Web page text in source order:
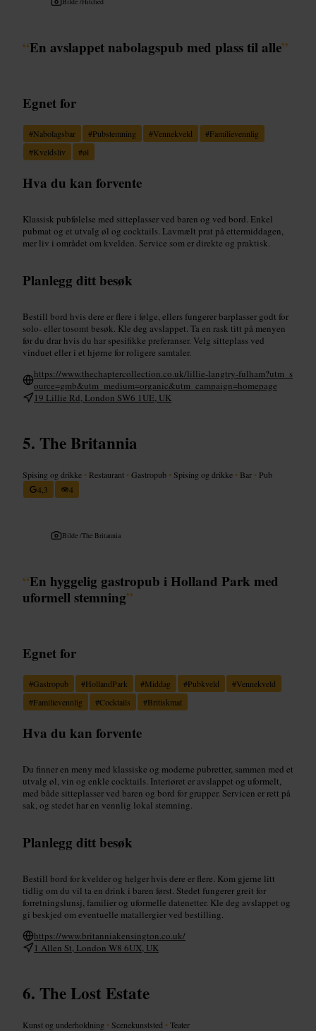
“En avslappet nabolagspub med plass til alle”
Egnet for
#Nabolagsbar #Pubstemning #Vennekveld #Familievennlig
#Kveldsliv #øl
Hva du kan forvente
Klassisk pubfølelse med sitteplasser ved baren og ved bord. Enkel
pubmat og et utvalg øl og cocktails. Lavmælt prat på ettermiddagen,
mer liv i området om kvelden. Service som er direkte og praktisk.
Planlegg ditt besøk
Bestill bord hvis dere er flere i følge, ellers fungerer barplasser godt for
solo- eller tosomt besøk. Kle deg avslappet. Ta en rask titt på menyen
før du drar hvis du har spesifikke preferanser. Velg sitteplass ved
vinduet eller i et hjørne for roligere samtaler.
https://www.thechaptercollection.co.uk/lillie-langtry-fulham?utm_s
ource=gmb&utm_medium=organic&utm_campaign=homepage
19 Lillie Rd, London SW6 1UE, UK
The Britannia
Spising og drikke • Restaurant •Gastropub • Spising og drikke • Bar • Pub
4,3
4
Bilde /The Britannia
“En hyggelig gastropub i Holland Park med
uformell stemning”
Egnet for
#Gastropub #HollandPark #Middag #Pubkveld #Vennekveld
#Familievennlig #Cocktails #Britiskmat
Hva du kan forvente
Du finner en meny med klassiske og moderne pubretter, sammen med et
utvalg øl, vin og enkle cocktails. Interiøret er avslappet og uformelt,
med både sitteplasser ved baren og bord for grupper. Servicen er rett på
sak, og stedet har en vennlig lokal stemning.
Planlegg ditt besøk
Bestill bord for kvelder og helger hvis dere er flere. Kom gjerne litt
tidlig om du vil ta en drink i baren først. Stedet fungerer greit for
forretningslunsj, familier og uformelle datenetter. Kle deg avslappet og
gi beskjed om eventuelle matallergier ved bestilling.
https://www.britanniakensington.co.uk/
1 Allen St, London W8 6UX, UK
The Lost Estate
Kunst og underholdning • Scenekunststed •Teater